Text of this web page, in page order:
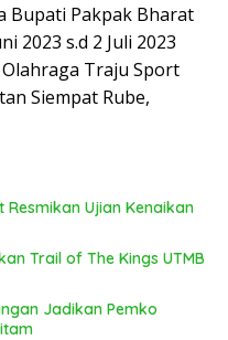
Bupati Pakpak Bharat
2023 s.d 2 Juli 2023
Traju Sport
Siempat Rube,
Ujian Kenaikan
Trail of The Kings UTMB
Jadikan Pemko